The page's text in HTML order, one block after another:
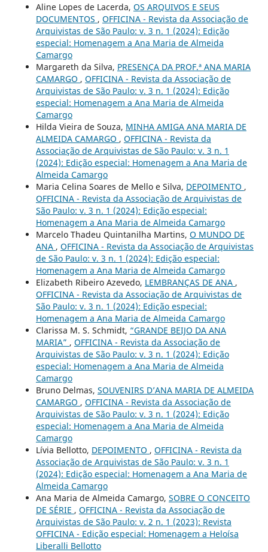
Aline Lopes de Lacerda, OS ARQUIVOS E SEUS
DOCUMENTOS , OFFICINA - Revista da Associação de
Arquivistas de São Paulo: v. 3 n. 1 (2024): Edição
especial: Homenagem a Ana Maria de Almeida
Camargo
Margareth da Silva, PRESENÇA DA PROF.ª ANA MARIA
CAMARGO , OFFICINA - Revista da Associação de
Arquivistas de São Paulo: v. 3 n. 1 (2024): Edição
especial: Homenagem a Ana Maria de Almeida
Camargo
Hilda Vieira de Souza, MINHA AMIGA ANA MARIA DE
ALMEIDA CAMARGO , OFFICINA - Revista da
Associação de Arquivistas de São Paulo: v. 3 n. 1
(2024): Edição especial: Homenagem a Ana Maria de
Almeida Camargo
Maria Celina Soares de Mello e Silva, DEPOIMENTO ,
OFFICINA - Revista da Associação de Arquivistas de
São Paulo: v. 3 n. 1 (2024): Edição especial:
Homenagem a Ana Maria de Almeida Camargo
Marcelo Thadeu Quintanilha Martins, O MUNDO DE
ANA , OFFICINA - Revista da Associação de Arquivistas
de São Paulo: v. 3 n. 1 (2024): Edição especial:
Homenagem a Ana Maria de Almeida Camargo
Elizabeth Ribeiro Azevedo, LEMBRANÇAS DE ANA ,
OFFICINA - Revista da Associação de Arquivistas de
São Paulo: v. 3 n. 1 (2024): Edição especial:
Homenagem a Ana Maria de Almeida Camargo
Clarissa M. S. Schmidt, “GRANDE BEIJO DA ANA
MARIA” , OFFICINA - Revista da Associação de
Arquivistas de São Paulo: v. 3 n. 1 (2024): Edição
especial: Homenagem a Ana Maria de Almeida
Camargo
Bruno Delmas, SOUVENIRS D’ANA MARIA DE ALMEIDA
CAMARGO , OFFICINA - Revista da Associação de
Arquivistas de São Paulo: v. 3 n. 1 (2024): Edição
especial: Homenagem a Ana Maria de Almeida
Camargo
Lívia Bellotto, DEPOIMENTO , OFFICINA - Revista da
Associação de Arquivistas de São Paulo: v. 3 n. 1
(2024): Edição especial: Homenagem a Ana Maria de
Almeida Camargo
Ana Maria de Almeida Camargo, SOBRE O CONCEITO
DE SÉRIE , OFFICINA - Revista da Associação de
Arquivistas de São Paulo: v. 2 n. 1 (2023): Revista
OFFICINA - Edição especial: Homenagem a Heloísa
Liberalli Bellotto